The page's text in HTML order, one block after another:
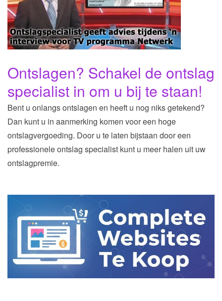
Ontslagen? Schakel de ontslag
specialist in om u bij te staan!
Bent u onlangs ontslagen en heeft u nog niks getekend?
Dan kunt u in aanmerking komen voor een hoge
ontslagvergoeding. Door u te laten bijstaan door een
professionele ontslag specialist kunt u meer halen uit uw
ontslagpremie.